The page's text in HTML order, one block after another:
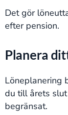
Det gör
efter pension.
Planera
Löneplanering
du till årets
begränsat.